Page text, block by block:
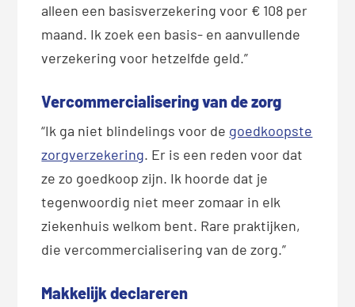
alleen een basisverzekering voor € 108 per
maand. Ik zoek een basis- en aanvullende
verzekering voor hetzelfde geld.”
Vercommercialisering van de zorg
“Ik ga niet blindelings voor de goedkoopste
zorgverzekering. Er is een reden voor dat
ze zo goedkoop zijn. Ik hoorde dat je
tegenwoordig niet meer zomaar in elk
ziekenhuis welkom bent. Rare praktijken,
die vercommercialisering van de zorg.”
Makkelijk declareren